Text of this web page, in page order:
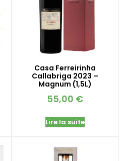
Casa Ferreirinha
Callabriga 2023 –
Magnum (1,5L)
55,00 €
Lire la suite